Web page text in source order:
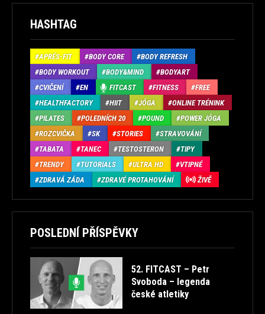
HASHTAG
APRÉS-FIT BODY CORE
BODY REFRESH
BODY WORKOUT
BODY&MIND
BODYART
CVIČENÍ
EN FITCAST FITNESS
FREE
HEALTHFACTORY
HIIT JÓGA
ONLINE TRÉNINK
PILATES
POLEDNÍCH 20 POUND
POWER JÓGA
ROZCVIČKA
SK STORIES
STRAVOVÁNÍ
TABATA
TANEC TESTOSTERON
TIPY
TRENDY
TUTORIALS ULTRA HD
VTIPNÉ
ZDRAVÁ ZÁDA
ZDRAVÉ PROTAHOVÁNÍ ŽIVĚ
POSLEDNÍ PŘÍSPĚVKY
52. FITCAST – Petr
Svoboda – legenda
české atletiky